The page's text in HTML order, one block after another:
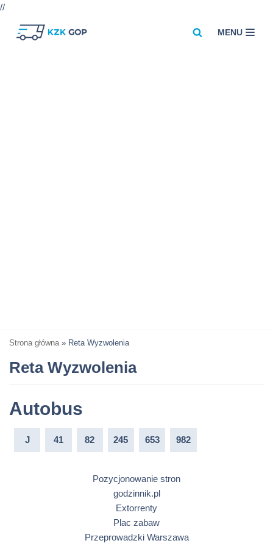
//
MENU
Strona główna » Reta Wyzwolenia
Reta Wyzwolenia
Autobus
J 41 82 245 653 982
Pozycjonowanie stron
godzinnik.pl
Extorrenty
Plac zabaw
Przeprowadzki Warszawa